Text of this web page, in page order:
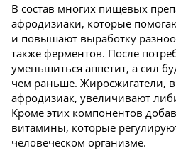
В состав многих пищевых
афродизиаки, которые
и повышают выработку
также ферментов. После
уменьшиться аппетит, а сил
чем раньше. Жиросжигатели,
афродизиак, увеличивают
Кроме этих компонентов
витамины, которые
человеческом организме.